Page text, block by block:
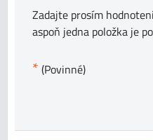
Zadajte prosím
aspoň jedna položka je
* (Povinné)